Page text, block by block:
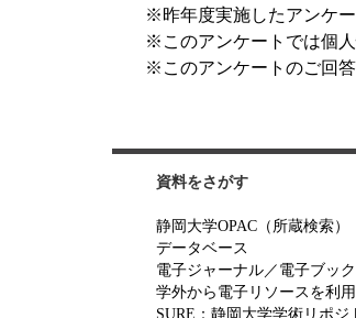
※昨年度実施したアンケ
※このアンケートでは個
※このアンケートのご回答
資料をさがす
静岡大学OPAC（所蔵検索）
データベース
電子ジャーナル／電子ブック
学外から電子リソースを利
SURE：静岡大学学術リポジ